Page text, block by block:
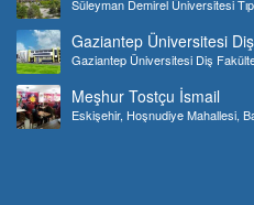
Süleyman Demirel Üniversitesi
Gaziantep Üniversitesi
Gaziantep Üniversitesi Diş
Meşhur Tostçu İsmail
Eskişehir, Hoşnudiye Mahallesi,